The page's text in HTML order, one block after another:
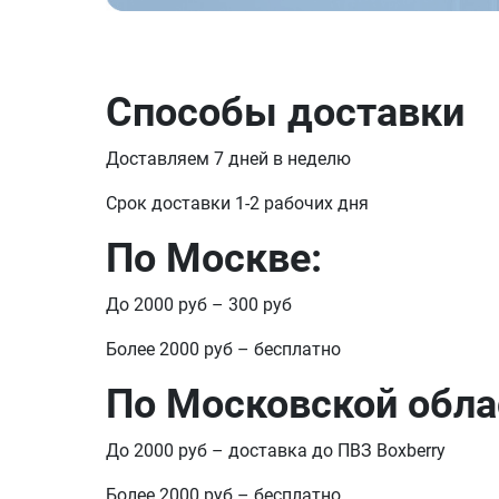
Способы доставки
Доставляем 7 дней в неделю
Срок доставки 1-2 рабочих дня
По Москве:
До 2000 руб – 300 руб
Более 2000 руб – бесплатно
По Московской
До 2000 руб – доставка до ПВЗ Boxberry